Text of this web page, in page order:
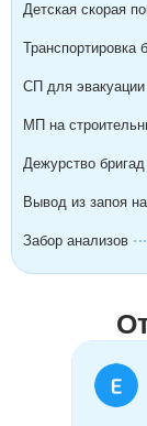
Детская скорая
Транспортировка
СП для
МП на
Дежурство
Вывод из запоя
Забор анализов